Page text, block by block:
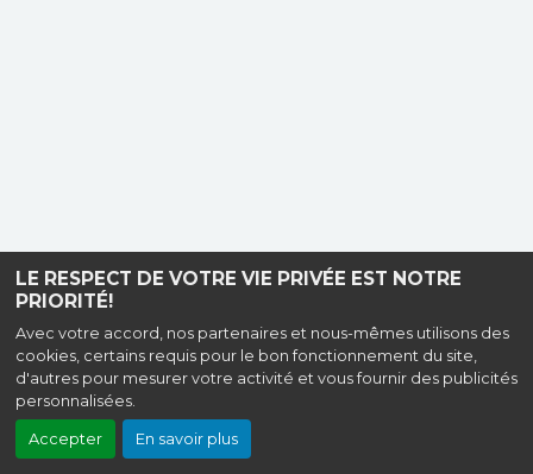
LE RESPECT DE VOTRE VIE PRIVÉE EST NOTRE
PRIORITÉ!
Avec votre accord, nos partenaires et nous-mêmes utilisons des
cookies, certains requis pour le bon fonctionnement du site,
d'autres pour mesurer votre activité et vous fournir des publicités
personnalisées.
Accepter En savoir plus